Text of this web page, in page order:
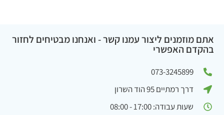
אתם מוזמנים ליצור עמנו קשר - ואנחנו מבטיחים לחזור
בהקדם האפשרי
073-3245899
דרך רמתיים 95 הוד השרון
שעות עבודה: 17:00 - 08:00